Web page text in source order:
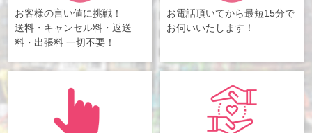
お客様の言い値に挑戦！
送料・キャンセル料・返送
料・出張料 一切不要！
お電話頂いてから最短15分で
お伺いいたします！